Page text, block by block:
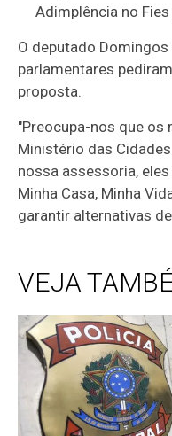
Adimplência no
O deputado
parlamentares
proposta.
"Preocupa-nos que
Ministério das
nossa assessoria,
Minha Casa, Minha
garantir alternativas
VEJA